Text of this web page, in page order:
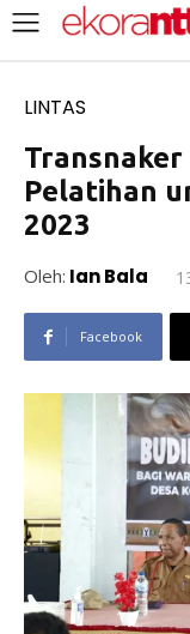
LINTAS
Transnaker
Pelatihan
2023
Oleh: Ian Bala
Facebook